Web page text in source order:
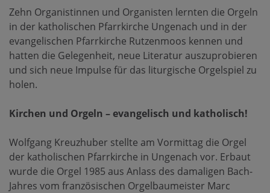
Zehn Organistinnen und Organisten lernten die Orgeln
in der katholischen Pfarrkirche Ungenach und in der
evangelischen Pfarrkirche Rutzenmoos kennen und
hatten die Gelegenheit, neue Literatur auszuprobieren
und sich neue Impulse für das liturgische Orgelspiel zu
holen.
Kirchen und Orgeln – evangelisch und katholisch!
Wolfgang Kreuzhuber stellte am Vormittag die Orgel
der katholischen Pfarrkirche in Ungenach vor. Erbaut
wurde die Orgel 1985 aus Anlass des damaligen Bach-
Jahres vom französischen Orgelbaumeister Marc